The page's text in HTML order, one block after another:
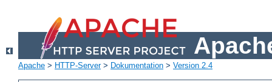
Apache > HTTP-Server> Dokumentation > Version 2.4